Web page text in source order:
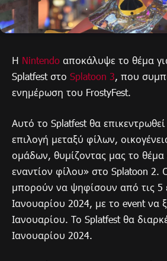
Η Nintendo αποκάλυψε το θέμα
Splatfest στο Splatoon 3, που
ενημέρωση του FrostyFest.
Αυτό το Splatfest θα
επιλογή μεταξύ φίλων,
ομάδων, θυμίζοντας μας το θέμα
εναντίον φίλου» στο Splatoon 2.
μπορούν να ψηφίσουν από τις 5
Ιανουαρίου 2024, με το event να
Ιανουαρίου. Το Splatfest θα
Ιανουαρίου 2024.